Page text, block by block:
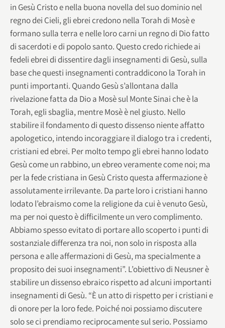
in Gesù Cristo e nella buona novella del suo dominio nel
regno dei Cieli, gli ebrei credono nella Torah di Mosè e
formano sulla terra e nelle loro carni un regno di Dio fatto
di sacerdoti e di popolo santo. Questo credo richiede ai
fedeli ebrei di dissentire dagli insegnamenti di Gesù, sulla
base che questi insegnamenti contraddicono la Torah in
punti importanti. Quando Gesù s’allontana dalla
rivelazione fatta da Dio a Mosè sul Monte Sinai che è la
Torah, egli sbaglia, mentre Mosè è nel giusto. Nello
stabilire il fondamento di questo dissenso niente affatto
apologetico, intendo incoraggiare il dialogo tra i credenti,
cristiani ed ebrei. Per molto tempo gli ebrei hanno lodato
Gesù come un rabbino, un ebreo veramente come noi; ma
per la fede cristiana in Gesù Cristo questa affermazione è
assolutamente irrilevante. Da parte loro i cristiani hanno
lodato l’ebraismo come la religione da cui è venuto Gesù,
ma per noi questo è difficilmente un vero complimento.
Abbiamo spesso evitato di portare allo scoperto i punti di
sostanziale differenza tra noi, non solo in risposta alla
persona e alle affermazioni di Gesù, ma specialmente a
proposito dei suoi insegnamenti”. L’obiettivo di Neusner è
stabilire un dissenso ebraico rispetto ad alcuni importanti
insegnamenti di Gesù. “È un atto di rispetto per i cristiani e
di onore per la loro fede. Poiché noi possiamo discutere
solo se ci prendiamo reciprocamente sul serio. Possiamo